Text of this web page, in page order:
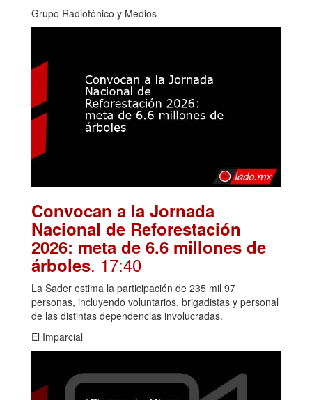
Grupo Radiofónico y Medios
Convocan a la Jornada
Nacional de Reforestación
2026: meta de 6.6 millones de
árboles. 17:40
La Sader estima la participación de 235 mil 97
personas, incluyendo voluntarios, brigadistas y personal
de las distintas dependencias involucradas.
El Imparcial